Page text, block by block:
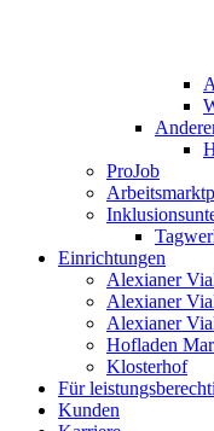
ProJob
Einrichtungen
Alexianer
Alexianer
Alexianer
Hofladen
Klosterhof
Für
Kunden